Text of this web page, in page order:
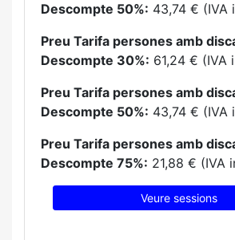
Descompte 50%: 43,74 € (IVA
Preu Tarifa persones amb
Descompte 30%: 61,24 € (IVA
Preu Tarifa persones amb
Descompte 50%: 43,74 € (IVA
Preu Tarifa persones amb
Descompte 75%: 21,88 € (IVA
Veure sessions